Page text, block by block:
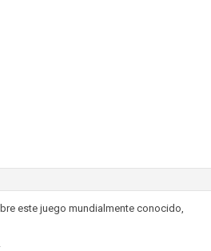
este juego mundialmente conocido,